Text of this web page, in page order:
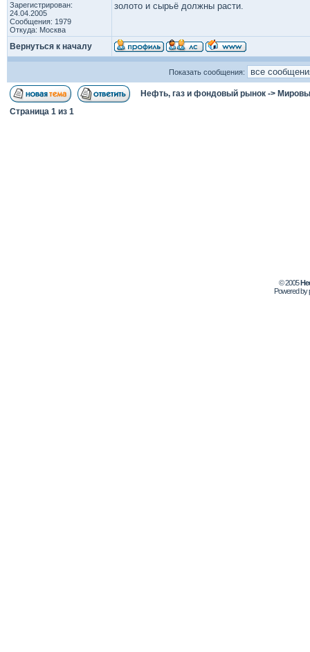
Зарегистрирован:
24.04.2005
Сообщения: 1979
Откуда: Москва
золото и сырьё должны расти.
Вернуться к началу
Показать сообщения:
Нефть, газ и фондовый рынок ->
Страница 1 из 1
© 2005
Powered by